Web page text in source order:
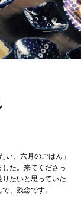
い、六月のごはん」
た。来てくださっ
たいと思っていた
、残念です。